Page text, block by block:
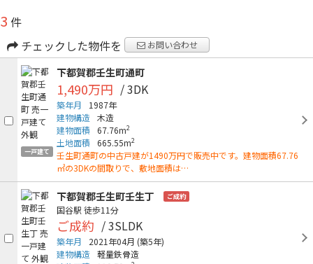
3 件
チェックした物件を
お問い合わせ
一戸建て
下都賀郡壬生町通町
1,490万円 / 3DK
築年月
1987年
建物構造 木造
建物面積
67.76m2
土地面積 665.55m2
壬生町通町の中古戸建が1490万円で販売中です。建物面積67.76
㎡の3DKの間取りで、敷地面積は…
下都賀郡壬生町壬生丁 ご成約
国谷駅 徒歩11分
ご成約 / 3SLDK
築年月 2021年04月 (築5年)
建物構造 軽量鉄骨造